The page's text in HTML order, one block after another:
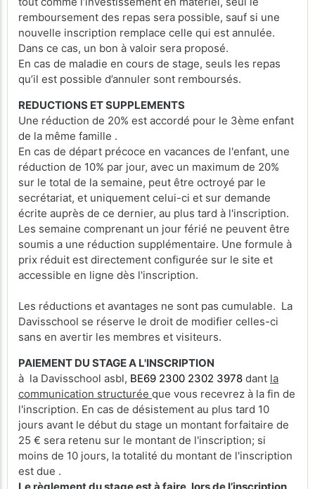
remboursement des repas sera possible, sauf si une
nouvelle inscription remplace celle qui est annulée.
Dans ce cas, un bon à valoir sera proposé.
En cas de maladie en cours de stage, seuls les repas
qu’il est possible d’annuler sont remboursés.
REDUCTIONS ET SUPPLEMENTS
Une réduction de 20% est accordé pour le 3ème enfant
de la même famille .
En cas de départ précoce en vacances de l'enfant, une
réduction de 10% par jour, avec un maximum de 20%
sur le total de la semaine, peut être octroyé par le
secrétariat, et uniquement celui-ci et sur demande
écrite auprès de ce dernier, au plus tard à l'inscription.
Les semaine comprenant un jour férié ne peuvent être
soumis a une réduction supplémentaire. Une formule à
prix réduit est directement configurée sur le site et
accessible en ligne dès l'inscription.
Les réductions et avantages ne sont pas cumulable. La
Davisschool se réserve le droit de modifier celles-ci
sans en avertir les membres et visiteurs.
PAIEMENT DU STAGE A L'INSCRIPTION
à la Davisschool asbl, BE69 2300 2302 3978 dant la
communication structurée que vous recevrez à la fin de
l'inscription. En cas de désistement au plus tard 10
jours avant le début du stage un montant forfaitaire de
25 € sera retenu sur le montant de l'inscription; si
moins de 10 jours, la totalité du montant de l'inscription
est due .